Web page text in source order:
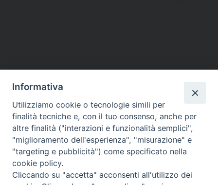
DIOCESI SUBURBICARIA DI ALBANO
Contatti:Tel.: 06.93268401 - Fax.: 06.9323844
E-mail:curia@diocesidialbano.it
Orari: dal Lunedì al Venerdì Ore: 9:00 - 13:00
Lunedì, Mercoledì e Venerdì, Ore 9:30 - 12:30
Informativa
Utilizziamo cookie o tecnologie simili per
finalità tecniche e, con il tuo consenso, anche per
altre finalità ("interazioni e funzionalità semplici",
"miglioramento dell'esperienza", "misurazione" e
"targeting e pubblicità") come specificato nella
cookie policy.
Cliccando su "accetta" acconsenti all'utilizzo dei